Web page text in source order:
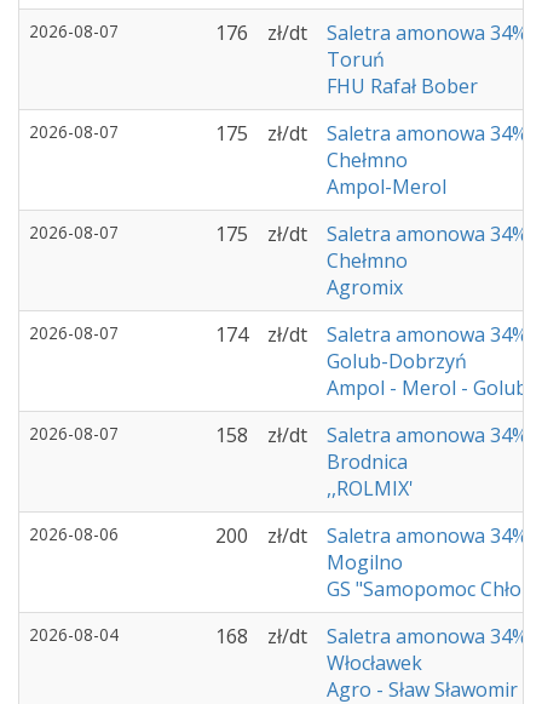
2026-08-07 176 zł/dt
Saletra amonowa 34%
Toruń
FHU Rafał Bober
2026-08-07 175 zł/dt
Saletra amonowa 34%
Chełmno
Ampol-Merol
2026-08-07 175 zł/dt
Saletra amonowa 34%
Chełmno
Agromix
2026-08-07 174 zł/dt
Saletra amonowa 34%
Golub-Dobrzyń
Ampol - Merol -
2026-08-07 158 zł/dt
Saletra amonowa 34%
Brodnica
,,ROLMIX'
2026-08-06 200 zł/dt
Saletra amonowa 34%
Mogilno
GS "Samopomoc
2026-08-04 168 zł/dt
Saletra amonowa 34%
Włocławek
Agro - Sław Sławomir